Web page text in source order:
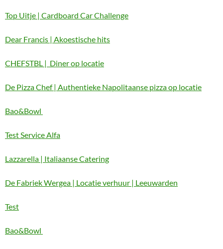
Top Uitje | Cardboard Car Challenge
Dear Francis | Akoestische hits
CHEFSTBL | Diner op locatie
De Pizza Chef | Authentieke Napolitaanse pizza op locatie
Bao&Bowl
Test Service Alfa
Lazzarella | Italiaanse Catering
De Fabriek Wergea | Locatie verhuur | Leeuwarden
Test
Bao&Bowl